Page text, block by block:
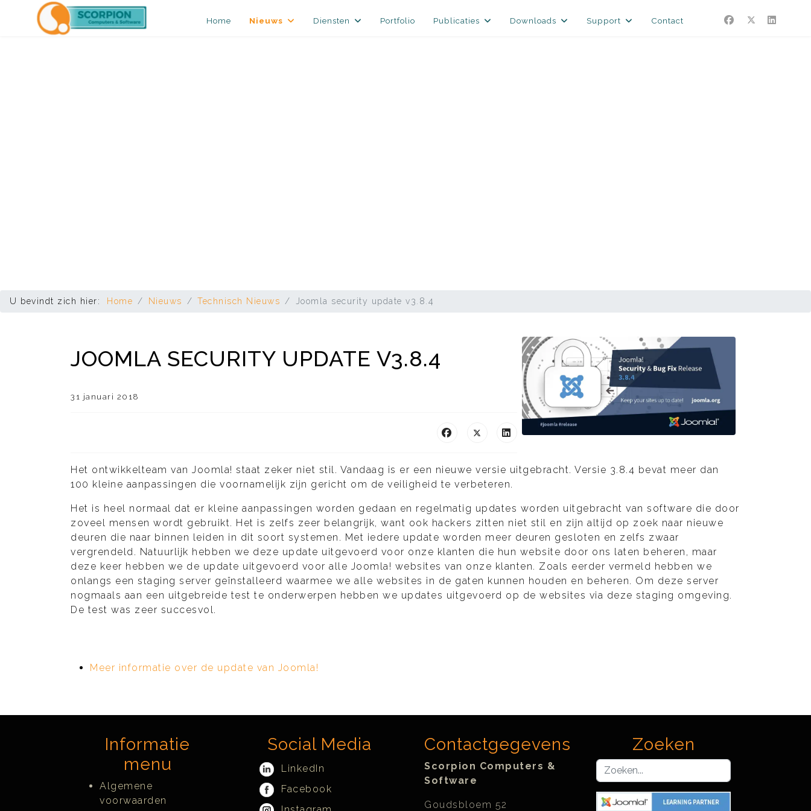
Home Nieuws Diensten Portfolio Publicaties Downloads Support Contact
U bevindt zich hier: Home Nieuws Technisch Nieuws Joomla security update v3.8.4
JOOMLA SECURITY UPDATE V3.8.4
31 januari 2018
Het ontwikkelteam van Joomla! staat zeker niet stil. Vandaag is er een nieuwe versie uitgebracht. Versie 3.8.4 bevat meer dan
100 kleine aanpassingen die voornamelijk zijn gericht om de veiligheid te verbeteren.
Het is heel normaal dat er kleine aanpassingen worden gedaan en regelmatig updates worden uitgebracht van software die door
zoveel mensen wordt gebruikt. Het is zelfs zeer belangrijk, want ook hackers zitten niet stil en zijn altijd op zoek naar nieuwe
deuren die naar binnen leiden in dit soort systemen. Met iedere update worden meer deuren gesloten en zelfs zwaar
vergrendeld. Natuurlijk hebben we deze update uitgevoerd voor onze klanten die hun website door ons laten beheren, maar
deze keer hebben we de update uitgevoerd voor alle Joomla! websites van onze klanten. Zoals eerder vermeld hebben we
onlangs een staging server geïnstalleerd waarmee we alle websites in de gaten kunnen houden en beheren. Om deze server
nogmaals aan een uitgebreide test te onderwerpen hebben we updates uitgevoerd op de websites via deze staging omgeving.
De test was zeer succesvol.
Meer informatie over de update van Joomla!
Informatie
menu
Algemene
voorwaarden
Social Media
LinkedIn
Facebook
Contactgegevens
Scorpion Computers &
Software
Goudsbloem 52
Zoeken
Zoeken...